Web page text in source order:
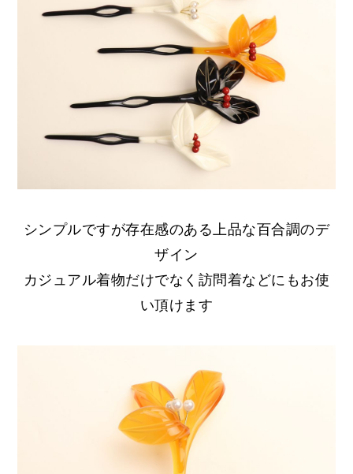
シンプルですが存在感のある上品な百合調のデ
ザイン
カジュアル着物だけでなく訪問着などにもお使
い頂けます